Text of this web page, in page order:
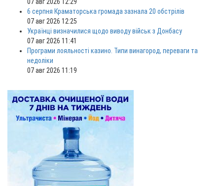
07 авг 2026 12:29
6 серпня Краматорська громада зазнала 20 обстрілів
07 авг 2026 12:25
Українці визначилися щодо виводу військ з Донбасу
07 авг 2026 11:41
Програми лояльності казино. Типи винагород, переваги та
недоліки
07 авг 2026 11:19